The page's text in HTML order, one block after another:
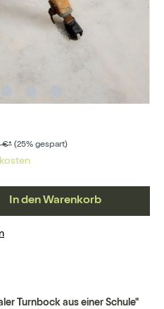
€* (25% gespart)
In den Warenkorb
Turnbock aus einer Schule"